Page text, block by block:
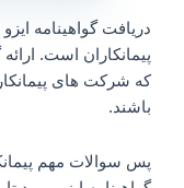
دریافت گواهینامه
که شرکت های
باشند.
پس سوالات مهم